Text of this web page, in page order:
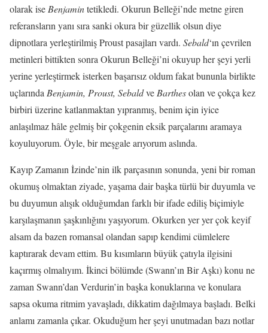
olarak ise Benjamintetikledi. Okurun Belleği’nde metne giren
referansların yanı sıra sanki okura bir güzellik olsun diye
dipnotlara yerleştirilmiş Proust pasajları vardı. Sebald‘ın çevrilen
metinleri bittikten sonra Okurun Belleği’ni okuyup her şeyi yerli
yerine yerleştirmek isterken başarısız oldum fakat bununla birlikte
uçlarında Benjamin, Proust, Sebaldve Barthesolan ve çokça kez
birbiri üzerine katlanmaktan yıpranmış, benim için iyice
anlaşılmaz hâle gelmiş bir çokgenin eksik parçalarını aramaya
koyuluyorum. Öyle, bir meşgale arıyorum aslında.
Kayıp Zamanın İzinde’nin ilk parçasının sonunda, yeni bir roman
okumuş olmaktan ziyade, yaşama dair başka türlü bir duyumla ve
bu duyumun alışık olduğumdan farklı bir ifade ediliş biçimiyle
karşılaşmanın şaşkınlığını yaşıyorum. Okurken yer yer çok keyif
alsam da bazen romansal olandan sapıp kendimi cümlelere
kaptırarak devam ettim. Bu kısımların büyük çatıyla ilgisini
kaçırmış olmalıyım. İkinci bölümde (Swann’ın Bir Aşkı) konu ne
zaman Swann’dan Verdurin’in başka konuklarına ve konulara
sapsa okuma ritmim yavaşladı, dikkatim dağılmaya başladı. Belki
anlamı zamanla çıkar. Okuduğum her şeyi unutmadan bazı notlar